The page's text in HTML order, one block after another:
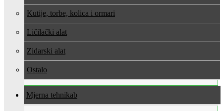
Kutije, torbe, kolica i ormari
Ličilački alat
Zidarski alat
Ostalo
Mjerna tehnika